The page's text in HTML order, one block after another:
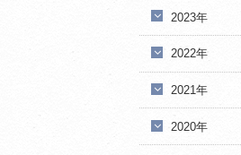
2023年
2022年
2021年
2020年